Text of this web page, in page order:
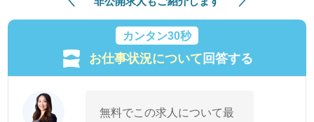
カンタン30秒
お仕事状況について回答する
無料でこの求人について最